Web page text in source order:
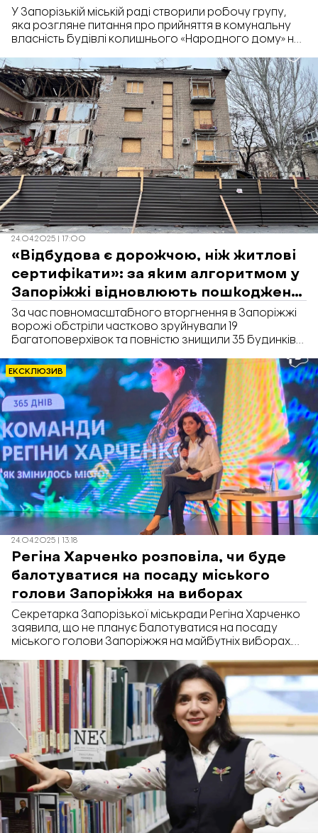
У Запорізькій міській раді створили робочу групу,
яка розгляне питання про прийняття в комунальну
власність будівлі колишнього «Народного дому» на
виконавчого комітету.
24.04.2025 | 17:00
«Відбудова є дорожчою, ніж житлові
сертифікати»: за яким алгоритмом у
Запоріжжі відновлюють пошкоджене
житло
За час повномасштабного вторгнення в Запоріжжі
ворожі обстріли частково зруйнували 19
багатоповерхівок та повністю знищили 35 будинків
отримання компенсацій на придбання нового житла
ухвалюють самі мешканці. Про це під час
пресконференції «365 днів роботи» розповіла
секретарка Запорізької міськради Регіна Харченко,
передає «Відбудова. Запоріжжя».
ЕКСКЛЮЗИВ
24.04.2025 | 13:18
Регіна Харченко розповіла, чи буде
балотуватися на посаду міського
голови Запоріжжя на виборах
Секретарка Запорізької міськради Регіна Харченко
заявила, що не планує балотуватися на посаду
міського голови Запоріжжя на майбутніх виборах.
«365 днів роботи», передає «Відбудова. Запоріжжя».